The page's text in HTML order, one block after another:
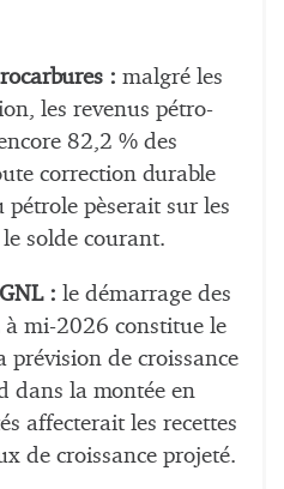
: malgré les
les revenus pétro-
82,2 % des
correction durable
pèserait sur les
solde courant.
: le démarrage des
mi-2026 constitue le
prévision de croissance
dans la montée en
affecterait les recettes
de croissance projeté.